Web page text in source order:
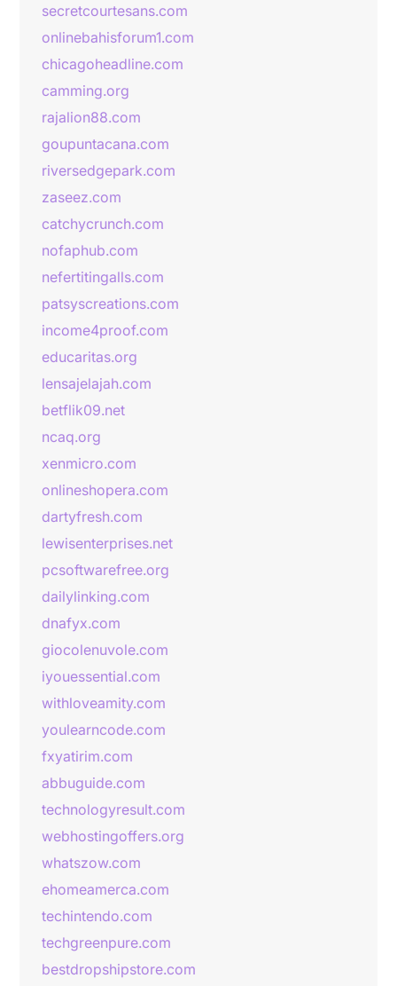
secretcourtesans.com
onlinebahisforum1.com
chicagoheadline.com
camming.org
rajalion88.com
goupuntacana.com
riversedgepark.com
zaseez.com
catchycrunch.com
nofaphub.com
nefertitingalls.com
patsyscreations.com
income4proof.com
educaritas.org
lensajelajah.com
betflik09.net
ncaq.org
xenmicro.com
onlineshopera.com
dartyfresh.com
lewisenterprises.net
pcsoftwarefree.org
dailylinking.com
dnafyx.com
giocolenuvole.com
iyouessential.com
withloveamity.com
youlearncode.com
fxyatirim.com
abbuguide.com
technologyresult.com
webhostingoffers.org
whatszow.com
ehomeamerca.com
techintendo.com
techgreenpure.com
bestdropshipstore.com